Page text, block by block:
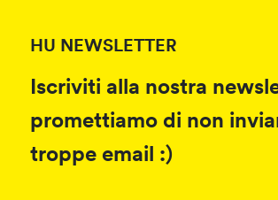
HU NEWSLETTER
Iscriviti alla nostra
promettiamo di non
troppe email :)